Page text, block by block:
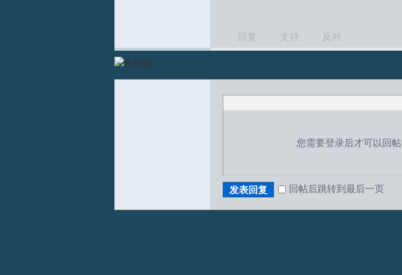
中
回复 支持 反对
您需要登录后才可以回帖
发表回复 回帖后跳转到最后一页